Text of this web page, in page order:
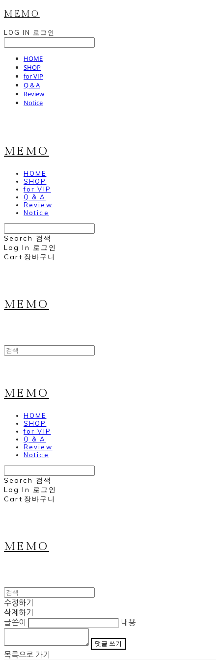
MEMO
LOG IN 로그인
HOME
SHOP
for VIP
Q & A
Review
Notice
MEMO
HOME
SHOP
for VIP
Q & A
Review
Notice
Search 검색
Log In 로그인
Cart 장바구니
MEMO
MEMO
HOME
SHOP
for VIP
Q & A
Review
Notice
Search 검색
Log In 로그인
Cart 장바구니
MEMO
수정하기
삭제하기
글쓴이
내용
댓글 쓰기
목록으로 가기